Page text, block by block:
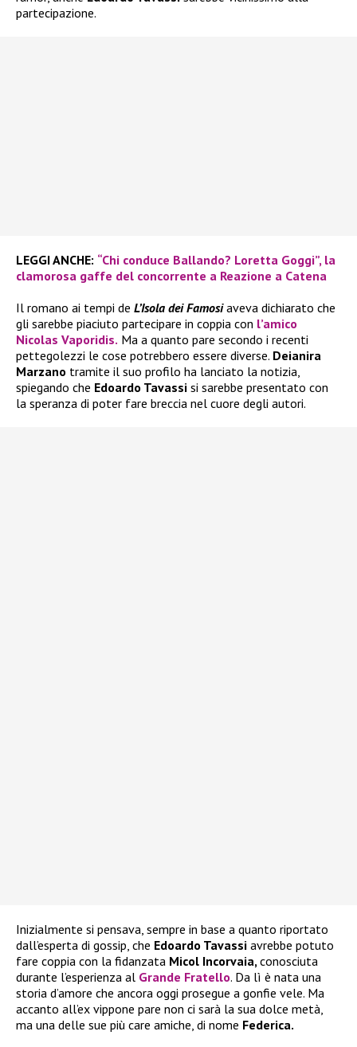
partecipazione.
LEGGI ANCHE: “Chi conduce Ballando? Loretta Goggi”, la
clamorosa gaffe del concorrente a Reazione a Catena
Il romano ai tempi de L’Isola dei Famosiaveva dichiarato che
gli sarebbe piaciuto partecipare in coppia con l’amico
Nicolas Vaporidis. Ma a quanto pare secondo i recenti
pettegolezzi le cose potrebbero essere diverse. Deianira
Marzano tramite il suo profilo ha lanciato la notizia,
spiegando che Edoardo Tavassi si sarebbe presentato con
la speranza di poter fare breccia nel cuore degli autori.
Inizialmente si pensava, sempre in base a quanto riportato
dall’esperta di gossip, che Edoardo Tavassi avrebbe potuto
fare coppia con la fidanzata Micol Incorvaia, conosciuta
durante l’esperienza al Grande Fratello. Da lì è nata una
storia d’amore che ancora oggi prosegue a gonfie vele. Ma
accanto all’ex vippone pare non ci sarà la sua dolce metà,
ma una delle sue più care amiche, di nome Federica.